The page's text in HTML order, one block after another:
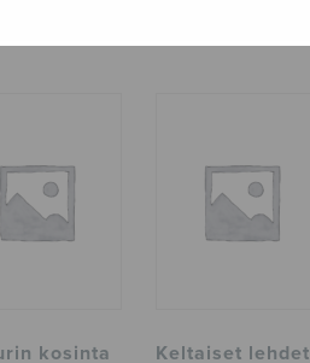
kosinta Keltaiset lehdet